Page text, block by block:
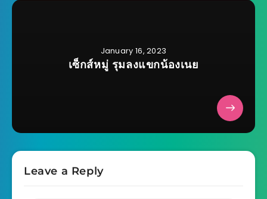
January 16, 2023
เซ็กส์หมู่ รุมลงแขกน้องเนย
Leave a Reply